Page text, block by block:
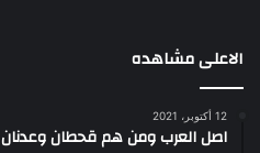
الاعلى مشاهده
12 أكتوبر، 2021
اصل العرب ومن هم قحطان وعدنان